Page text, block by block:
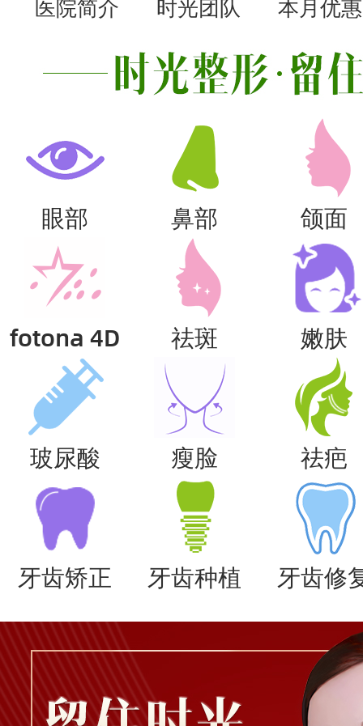
医院简介 时光团队 本月优惠
眼部 鼻部 颌面
fotona 4D 祛斑 嫩肤
玻尿酸 瘦脸 祛疤
牙齿矫正 牙齿种植 牙齿修